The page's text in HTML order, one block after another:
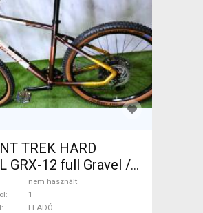
TREK HARD
GRX-12 full Gravel /
nem használt
nem használt
1
ELADÓ